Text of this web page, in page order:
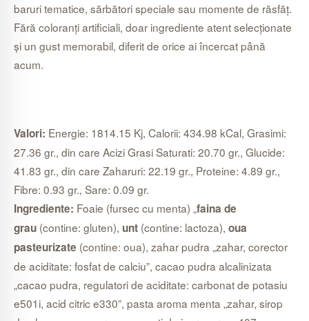
baruri tematice, sărbători speciale sau momente de răsfăț.
Fără coloranți artificiali, doar ingrediente atent selecționate
și un gust memorabil, diferit de orice ai încercat până
acum.
Valori: Energie: 1814.15 Kj, Calorii: 434.98 kCal, Grasimi:
27.36 gr., din care Acizi Grasi Saturati: 20.70 gr., Glucide:
41.83 gr., din care Zaharuri: 22.19 gr., Proteine: 4.89 gr.,
Fibre: 0.93 gr., Sare: 0.09 gr.
Ingrediente: Foaie (fursec cu menta) „faina de
grau (contine: gluten), unt (contine: lactoza), oua
pasteurizate (contine: oua), zahar pudra „zahar, corector
de aciditate: fosfat de calciu”, cacao pudra alcalinizata
„cacao pudra, regulatori de aciditate: carbonat de potasiu
e501i, acid citric e330”, pasta aroma menta „zahar, sirop